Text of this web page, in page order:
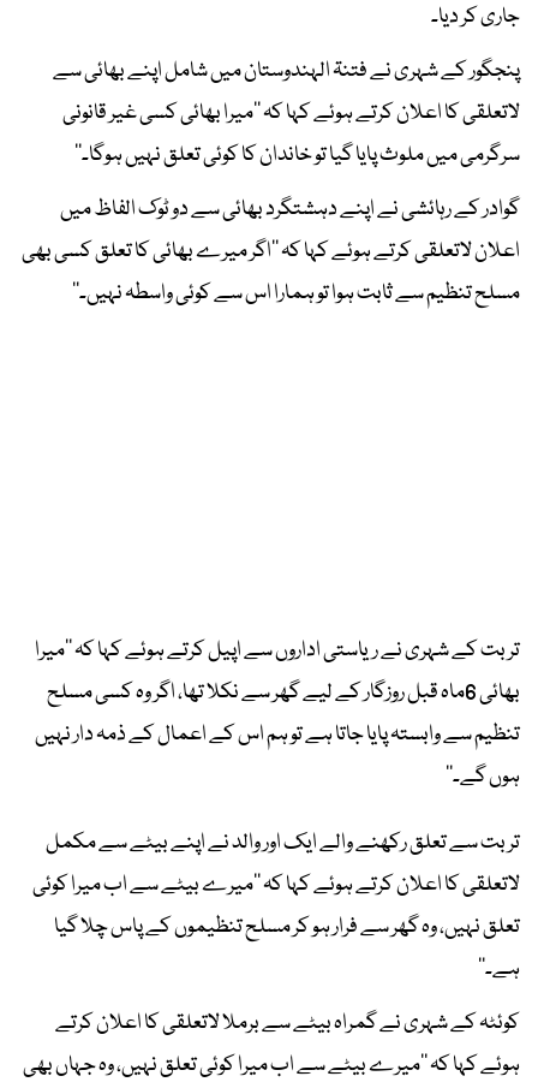
جاری کر دیا۔
پنجگور کے شہری نے فتنۃ الہندوستان میں شامل اپنے بھائی سے
لاتعلقی کا اعلان کرتے ہوئے کہا کہ ’’میرا بھائی کسی غیر قانونی
سرگرمی میں ملوث پایا گیا تو خاندان کا کوئی تعلق نہیں ہوگا۔‘‘
گوادر کے رہائشی نے اپنے دہشتگرد بھائی سے دو ٹوک الفاظ میں
اعلان لاتعلقی کرتے ہوئے کہا کہ ’’اگر میرے بھائی کا تعلق کسی بھی
مسلح تنظیم سے ثابت ہوا تو ہمارا اس سے کوئی واسطہ نہیں۔‘‘
تربت کے شہری نے ریاستی اداروں سے اپیل کرتے ہوئے کہا کہ ’’میرا
بھائی 6ماہ قبل روزگار کے لیے گھر سے نکلا تھا، اگر وہ کسی مسلح
تنظیم سے وابستہ پایا جاتا ہے تو ہم اس کے اعمال کے ذمہ دار نہیں
ہوں گے۔‘‘
تربت سے تعلق رکھنے والے ایک اور والد نے اپنے بیٹے سے مکمل
لاتعلقی کا اعلان کرتے ہوئے کہا کہ ’’میرے بیٹے سے اب میرا کوئی
تعلق نہیں، وہ گھر سے فرار ہو کر مسلح تنظیموں کے پاس چلا گیا
ہے۔‘‘
کوئٹہ کے شہری نے گمراہ بیٹے سے برملا لاتعلقی کا اعلان کرتے
ہوئے کہا کہ ’’میرے بیٹے سے اب میرا کوئی تعلق نہیں، وہ جہاں بھی